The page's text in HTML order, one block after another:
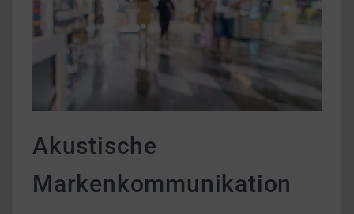
Akustische
Markenkommunikation